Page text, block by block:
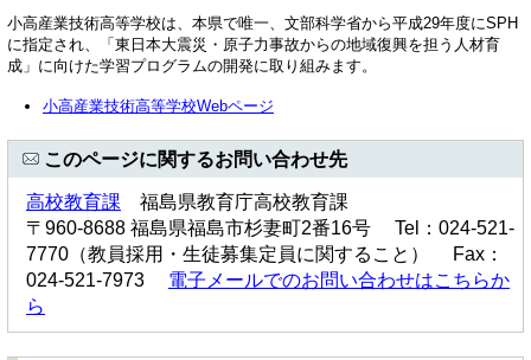
小高産業技術高等学校は、本県で唯一、文部科学省から平成29年度にSPH
に指定され、「東日本大震災・原子力事故からの地域復興を担う人材育
成」に向けた学習プログラムの開発に取り組みます。
小高産業技術高等学校Webページ
このページに関するお問い合わせ先
高校教育課 福島県教育庁高校教育課
〒960-8688 福島県福島市杉妻町2番16号 Tel：024-521-
7770（教員採用・生徒募集定員に関すること） Fax：
024-521-7973 電子メールでのお問い合わせはこちらか
ら